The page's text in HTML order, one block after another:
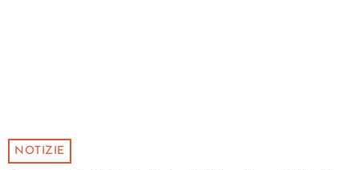
NOTIZIE